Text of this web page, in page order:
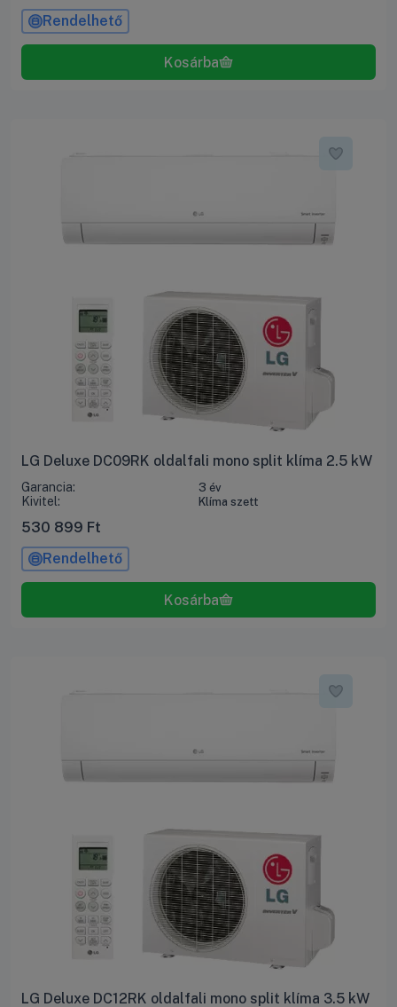
Rendelhető
LG Deluxe DC09RK oldalfali mono split klíma 2.5 kW
Garancia: 3 év
Kivitel: Klíma szett
530 899 Ft
Rendelhető
LG Deluxe DC12RK oldalfali mono split klíma 3.5 kW